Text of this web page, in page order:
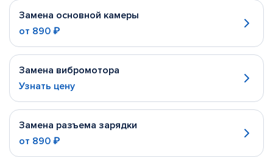
Замена основной камеры
от 890 ₽
Замена вибромотора
Узнать цену
Замена разъема зарядки
от 890 ₽